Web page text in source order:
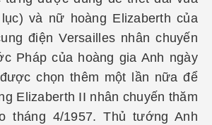
và nữ hoàng Elizaberth của
điện Versailles nhân chuyến
Pháp của hoàng gia Anh ngày
chọn thêm một lần nữa để
Elizaberth II nhân chuyến thăm
tháng 4/1957. Thủ tướng Anh